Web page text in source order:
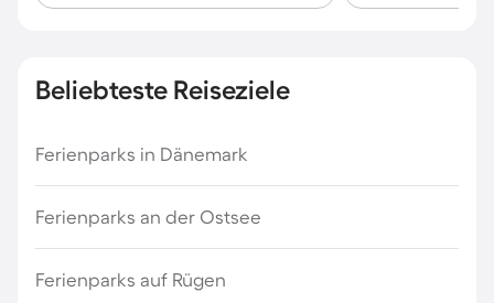
Beliebteste Reiseziele
Ferienparks in Dänemark
Ferienparks an der Ostsee
Ferienparks auf Rügen